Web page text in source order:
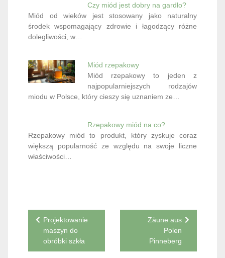
Czy miód jest dobry na gardło?
Miód od wieków jest stosowany jako naturalny
środek wspomagający zdrowie i łagodzący różne
dolegliwości, w…
Miód rzepakowy
Miód rzepakowy to jeden z
najpopularniejszych rodzajów
miodu w Polsce, który cieszy się uznaniem ze…
Rzepakowy miód na co?
Rzepakowy miód to produkt, który zyskuje coraz
większą popularność ze względu na swoje liczne
właściwości…
Nawigacja
wpisu
Projektowanie
maszyn do
obróbki szkła
Zäune aus
Polen
Pinneberg